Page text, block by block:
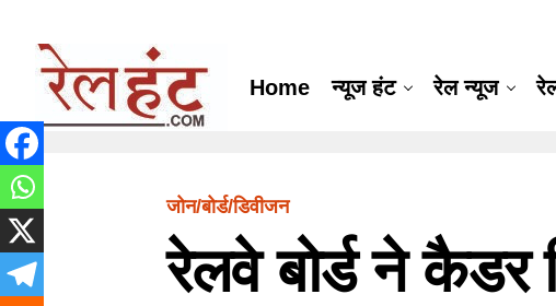
Home न्यूज हंट रेल न्यूज
जोन/बोर्ड/डिवीजन
रेलवे बोर्ड ने कैडर